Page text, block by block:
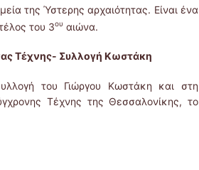
της Ύστερης αρχαιότητας. Είναι ένα
του 3ου αιώνα.
Τέχνης- Συλλογή Κωστάκη
του Γιώργου Κωστάκη και στη
Τέχνης της Θεσσαλονίκης, το